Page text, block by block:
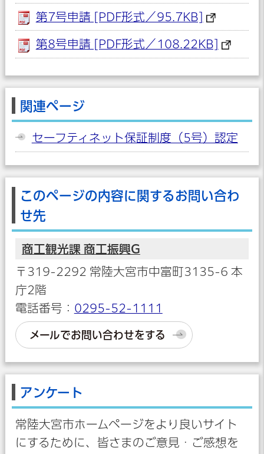
第7号申請 [PDF形式／95.7KB]
第8号申請 [PDF形式／108.22KB]
関連ページ
セーフティネット保証制度（5号）認定
このページの内容に関するお問い合わ
せ先
商工観光課 商工振興G
〒319-2292 常陸大宮市中富町3135-6 本
庁2階
電話番号： 0295-52-1111
メールでお問い合わせをする
アンケート
常陸大宮市ホームページをより良いサイト
にするために、皆さまのご意見・ご感想を